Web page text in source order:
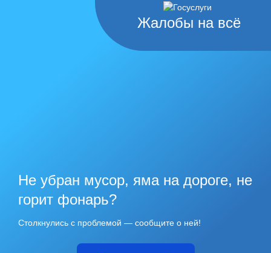
Жалобы на всё
Не убран мусор, яма на дороге, не
горит фонарь?
Столкнулись с проблемой — сообщите о ней!